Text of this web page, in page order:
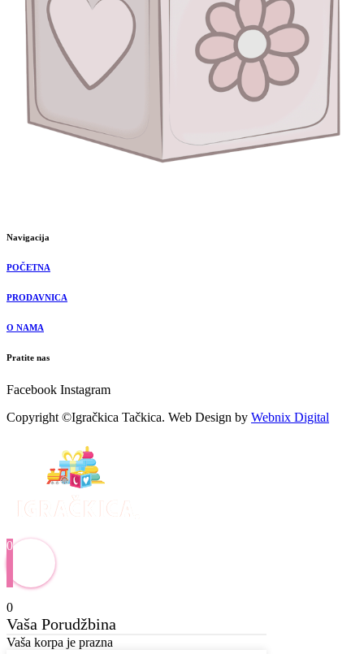
Navigacija
POČETNA
PRODAVNICA
O NAMA
Pratite nas
Facebook Instagram
Copyright ©Igračkica Tačkica. Web Design by Webnix Digital
0
0
Vaša Porudžbina
Vaša korpa je prazna